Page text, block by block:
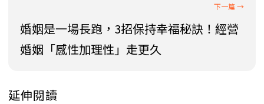
婚姻是一場長跑，3招保持幸福秘訣！經營
婚姻「感性加理性」走更久
延伸閱讀